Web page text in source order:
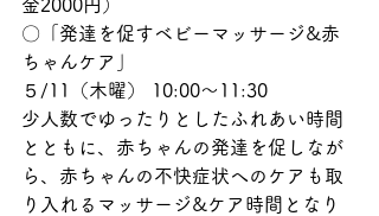
金2000円）
〇「発達を促すベビーマッサージ&赤
ちゃんケア」
５/11（木曜） 10:00～11:30
少人数でゆったりとしたふれあい時間
とともに、赤ちゃんの発達を促しなが
ら、赤ちゃんの不快症状へのケアも取
り入れるマッサージ&ケア時間となり